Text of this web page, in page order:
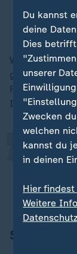
Philipp
Während der
gegen das
Interview:
Ich
für
„
Rolf
Scholz mit
Du kannst
deine
Dies
unserer
Zwecken
welchen
kannst du
in deinen
Hier
Weitere